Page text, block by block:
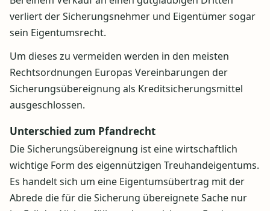
verliert der Sicherungsnehmer und Eigentümer sogar
sein Eigentumsrecht.
Um dieses zu vermeiden werden in den meisten
Rechtsordnungen Europas Vereinbarungen der
Sicherungsübereignung als Kreditsicherungsmittel
ausgeschlossen.
Unterschied zum Pfandrecht
Die Sicherungsübereignung ist eine wirtschaftlich
wichtige Form des eigennützigen Treuhandeigentums.
Es handelt sich um eine Eigentumsübertrag mit der
Abrede die für die Sicherung übereignete Sache nur